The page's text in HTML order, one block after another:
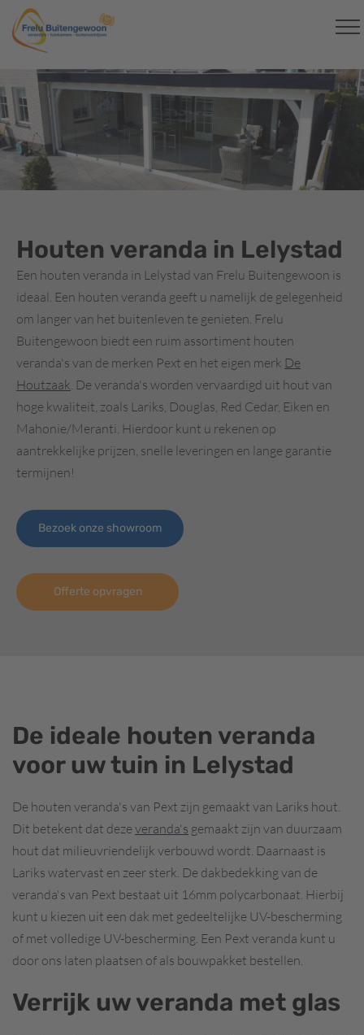
Houten veranda in Lelystad
Een houten veranda in Lelystad van Frelu Buitengewoon is
ideaal. Een houten veranda geeft u namelijk de gelegenheid
om langer van het buitenleven te genieten. Frelu
Buitengewoon biedt een ruim assortiment houten
veranda's van de merken Pext en het eigen merk De
Houtzaak. De veranda's worden vervaardigd uit hout van
hoge kwaliteit, zoals Lariks, Douglas, Red Cedar, Eiken en
Mahonie/Meranti. Hierdoor kunt u rekenen op
aantrekkelijke prijzen, snelle leveringen en lange garantie
termijnen!
Bezoek onze showroom
Offerte opvragen
De ideale houten veranda
voor uw tuin in Lelystad
De houten veranda's van Pext zijn gemaakt van Lariks hout.
Dit betekent dat dezeveranda's gemaakt zijn van duurzaam
hout dat milieuvriendelijk verbouwd wordt. Daarnaast is
Lariks watervast en zeer sterk. De dakbedekking van de
veranda's van Pext bestaat uit 16mm polycarbonaat. Hierbij
kunt u kiezen uit een dak met gedeeltelijke UV-bescherming
of met volledige UV-bescherming. Een Pext veranda kunt u
door ons laten plaatsen of als bouwpakket bestellen.
Verrijk uw veranda met glas